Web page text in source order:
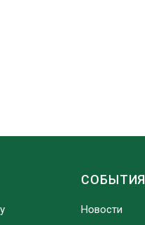
СОБЫТИЯ
Новости